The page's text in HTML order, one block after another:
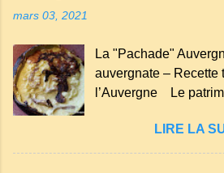
traditionnelle et les
influencé le français
Caractéristiques du
évolué avec les
Prononciation : Il
mars 03, 2021
La "Pachade"
auvergnate – Recette
l’Auvergne Le
spécialités, voyons
Pachade " ou "
LIRE LA